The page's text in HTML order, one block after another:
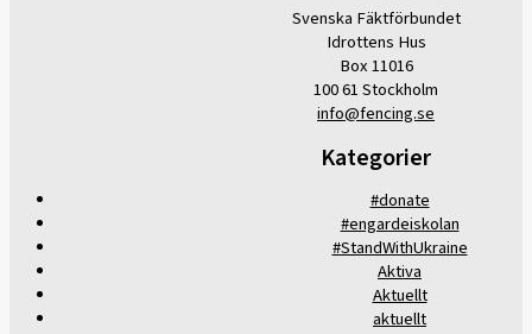
Svenska Fäktförbundet
Idrottens Hus
Box 11016
100 61 Stockholm
info@fencing.se
Kategorier
#donate
#engardeiskolan
#StandWithUkraine
Aktiva
Aktuellt
aktuellt